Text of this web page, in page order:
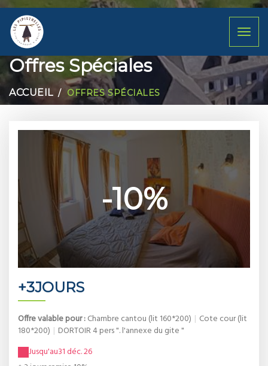
Offres Spéciales
ACCUEIL OFFRES SPÉCIALES
-10%
+3JOURS
Offre valable pour :Chambre cantou (lit 160*200) | Cote cour (lit
180*200) | DORTOIR 4 pers ". l'annexe du gite "
Jusqu'au31 déc. 26